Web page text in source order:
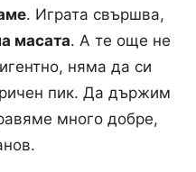
. Играта свършва,
масата. А те още не
няма да си
пик. Да държим
много добре,